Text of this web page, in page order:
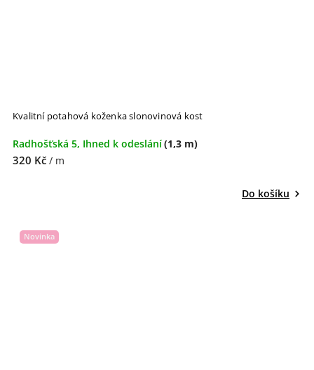
Kvalitní potahová koženka slonovinová kost
Radhošťská 5, Ihned k odeslání(1,3 m)
320 Kč / m
Do košíku
Novinka